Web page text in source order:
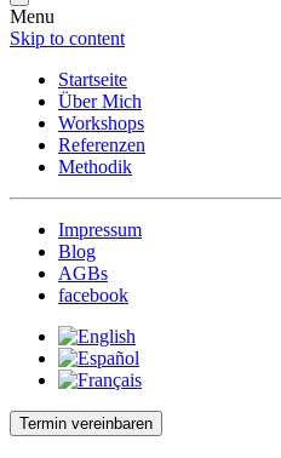
Menu
Skip to content
Startseite
Über Mich
Workshops
Referenzen
Methodik
Impressum
Blog
AGBs
facebook
Termin vereinbaren